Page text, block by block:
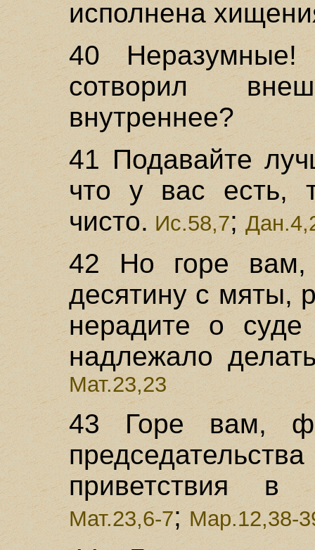
исполнена
40
сотворил
внутреннее?
41 Подавайте
что у вас есть,
чисто.Ис.58,7;
42 Но горе вам,
десятину с мяты,
нерадите о
надлежало
Мат.23,23
43 Горе вам,
приветствия в
Мат.23,6-7; Мар.12,38-